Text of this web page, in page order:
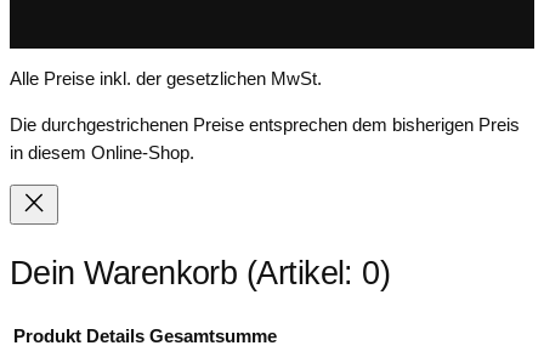
Alle Preise inkl. der gesetzlichen MwSt.
Die durchgestrichenen Preise entsprechen dem bisherigen Preis
in diesem Online-Shop.
Dein Warenkorb (Artikel: 0)
Produkt Details Gesamtsumme